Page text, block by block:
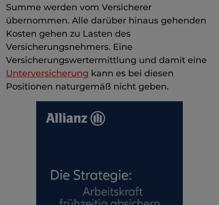
Summe werden vom Versicherer
übernommen. Alle darüber hinaus gehenden
Kosten gehen zu Lasten des
Versicherungsnehmers. Eine
Versicherungswertermittlung und damit eine
Unterversicherung kann es bei diesen
Positionen naturgemäß nicht geben.